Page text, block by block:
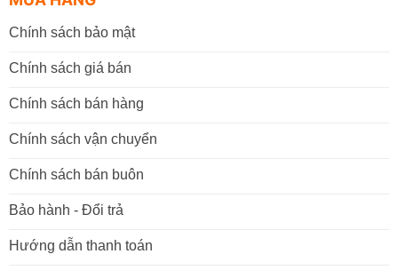
Chính sách bảo mật
Chính sách giá bán
Chính sách bán hàng
Chính sách vận chuyển
Chính sách bán buôn
Bảo hành - Đổi trả
Hướng dẫn thanh toán